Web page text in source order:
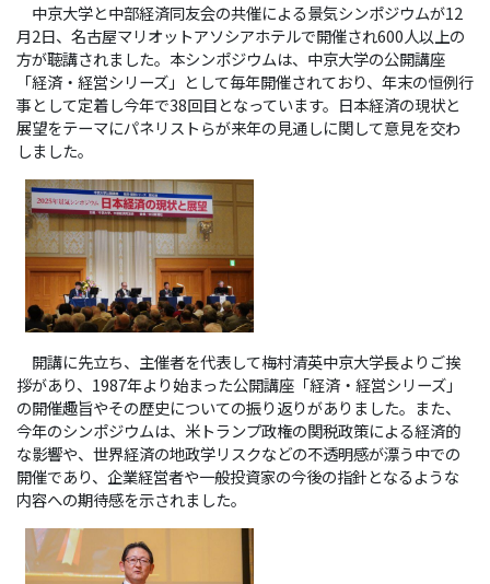
中京大学と中部経済同友会の共催による景気シンポジウムが12
月2日、名古屋マリオットアソシアホテルで開催され600人以上の
方が聴講されました。本シンポジウムは、中京大学の公開講座
「経済・経営シリーズ」として毎年開催されており、年末の恒例行
事として定着し今年で38回目となっています。日本経済の現状と
展望をテーマにパネリストらが来年の見通しに関して意見を交わ
しました。
開講に先立ち、主催者を代表して梅村清英中京大学長よりご挨
拶があり、1987年より始まった公開講座「経済・経営シリーズ」
の開催趣旨やその歴史についての振り返りがありました。また、
今年のシンポジウムは、米トランプ政権の関税政策による経済的
な影響や、世界経済の地政学リスクなどの不透明感が漂う中での
開催であり、企業経営者や一般投資家の今後の指針となるような
内容への期待感を示されました。